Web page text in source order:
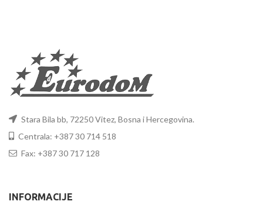
Stara Bila bb, 72250 Vitez, Bosna i Hercegovina.
Centrala: +387 30 714 518
Fax: +387 30 717 128
INFORMACIJE